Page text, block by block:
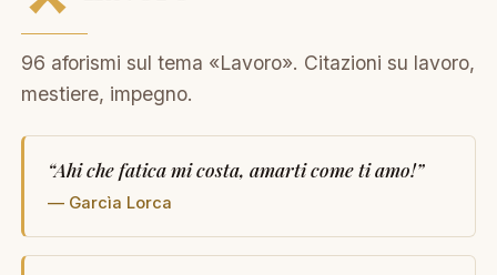
96 aforismi sul tema «Lavoro». Citazioni su lavoro,
mestiere, impegno.
“Ahi che fatica mi costa, amarti come ti amo!”
— Garcìa Lorca